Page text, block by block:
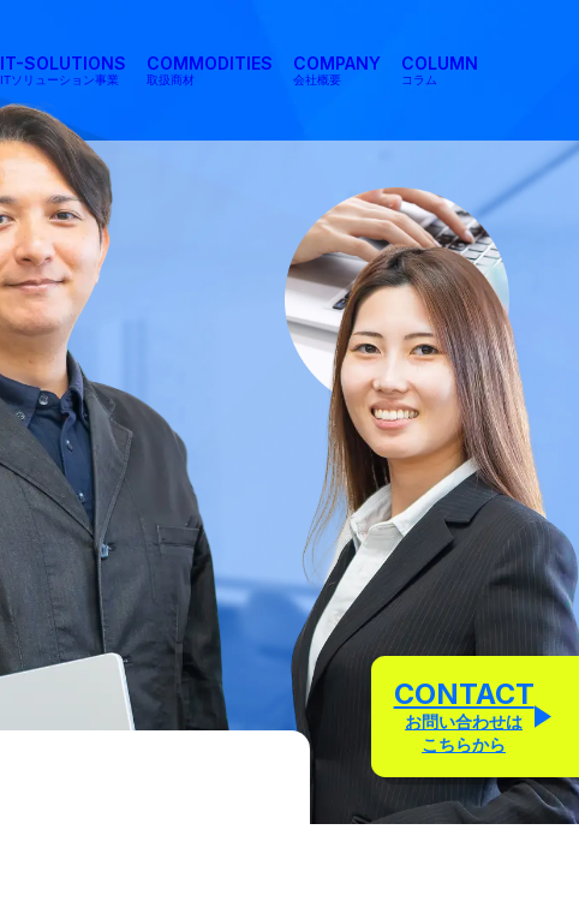
IT-SOLUTIONS
ITソリューション事業
COMMODITIES
取扱商材
COMPANY
会社概要
COLUMN
コラム
CONTACT
お問い合わせは
こちらから